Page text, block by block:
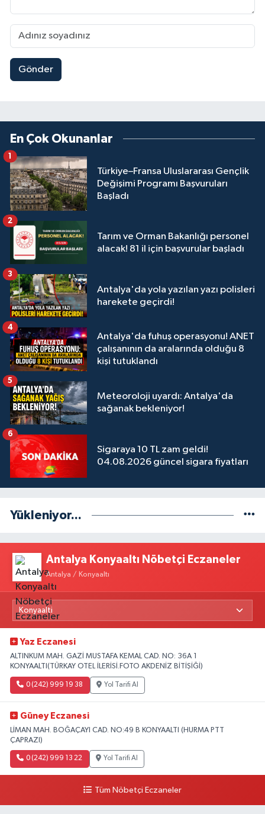
Gönder
En Çok Okunanlar
Türkiye–Fransa Uluslararası Gençlik
Değişimi Programı Başvuruları
Başladı
1
Tarım ve Orman Bakanlığı personel
alacak! 81 il için başvurular başladı
2
Antalya'da yola yazılan yazı polisleri
harekete geçirdi!
3
Antalya'da fuhuş operasyonu! ANET
çalışanının da aralarında olduğu 8
kişi tutuklandı
4
Meteoroloji uyardı: Antalya'da
sağanak bekleniyor!
5
Sigaraya 10 TL zam geldi!
04.08.2026 güncel sigara fiyatları
6
Yükleniyor...
Antalya Konyaaltı Nöbetçi Eczaneler
Antalya / Konyaaltı
Yaz Eczanesi
ALTINKUM MAH. GAZİ MUSTAFA KEMAL CAD. NO: 36A 1
KONYAALTI(TÜRKAY OTEL İLERİSİ.FOTO AKDENİZ BİTİŞİĞİ)
0 (242) 999 19 38 Yol Tarifi Al
Güney Eczanesi
LİMAN MAH. BOĞAÇAYI CAD. NO:49 B KONYAALTI (HURMA PTT
ÇAPRAZI)
0 (242) 999 13 22 Yol Tarifi Al
Tüm Nöbetçi Eczaneler